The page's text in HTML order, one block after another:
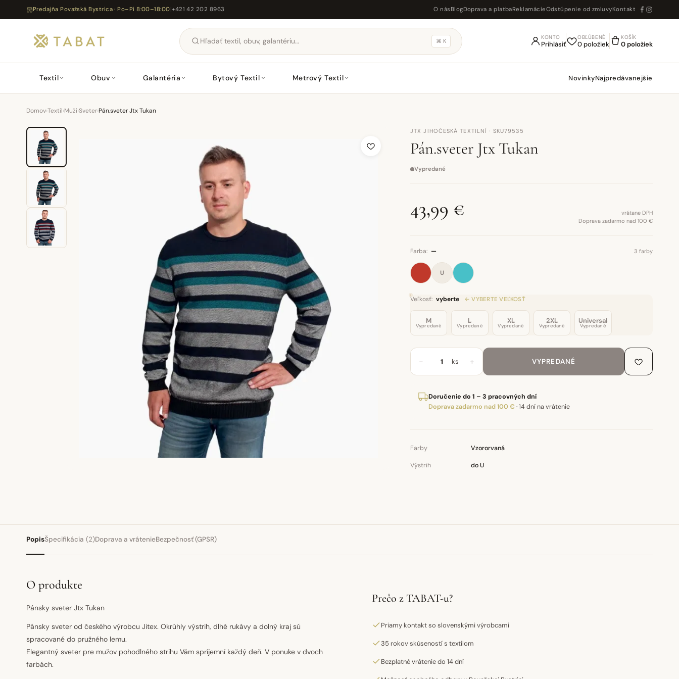
Predajňa Považská Bystrica · Po–Pi 8:00–18:00|+421 42 202 8963 O nás BlogDoprava a platbaReklamácieOdstúpenie od zmluvyKontakt
⌘ K
KONTO
Prihlásiť
OBĽÚBENÉ
0 položiek
KOŠÍK
0 položiek
Textil Obuv Galantéria Bytový Textil Metrový Textil NovinkyNajpredávanejšie
Domov›Textil›Muži›Sveter›Pán.sveter Jtx Tukan
JTX JIHOČESKÁ TEXTILNÍ · SKU79535
Pán.sveter Jtx Tukan
Vypredané
43,99 €
vrátane DPH
Doprava zadarmo nad 100 €
Farba: — 3 farby
U
Veľkosť: vyberte ← VYBERTE VEĽKOSŤ
M
Vypredané
L
Vypredané
XL
Vypredané
2XL
Vypredané
Universal
Vypredané
− ks + VYPREDANÉ
Doručenie do 1 – 3 pracovných dní
Doprava zadarmo nad 100 € ·14 dní na vrátenie
Farby Vzororvaná
Výstrih do U
PopisŠpecifikácia (2)Doprava a vrátenieBezpečnosť (GPSR)
O produkte
Pánsky sveter Jtx Tukan
Pánsky sveter od českého výrobcu Jitex. Okrúhly výstrih, dlhé rukávy a dolný kraj sú
spracované do pružného lemu.
Elegantný sveter pre mužov pohodlného strihu Vám spríjemní každý deň. V ponuke v dvoch
farbách.
Prečo z TABAT-u?
Priamy kontakt so slovenskými výrobcami
35 rokov skúseností s textilom
Bezplatné vrátenie do 14 dní